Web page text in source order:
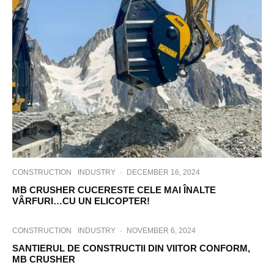
CONSTRUCTION INDUSTRY · DECEMBER 16, 2024
MB CRUSHER CUCERESTE CELE MAI ÎNALTE
VÂRFURI…CU UN ELICOPTER!
CONSTRUCTION INDUSTRY · NOVEMBER 6, 2024
SANTIERUL DE CONSTRUCTII DIN VIITOR CONFORM,
MB CRUSHER